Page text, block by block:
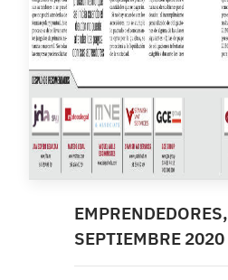
EMPRENDEDORES,
SEPTIEMBRE 2020